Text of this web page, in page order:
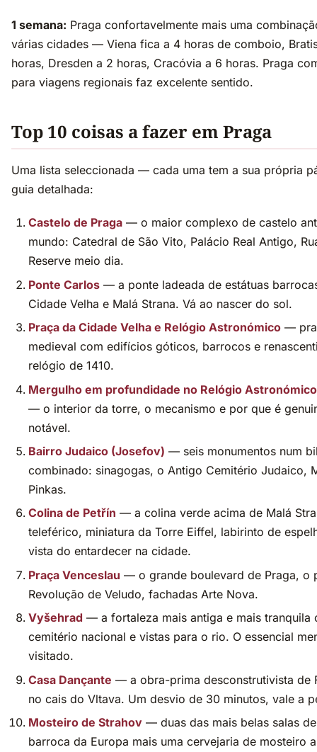
1 semana: Praga confortavelmente mais uma
várias cidades — Viena fica a 4 horas de comboio,
horas, Dresden a 2 horas, Cracóvia a 6 horas. Praga
para viagens regionais faz excelente sentido.
Top 10 coisas a fazer em Praga
Uma lista seleccionada — cada uma tem a sua própria
guia detalhada:
Castelo de Praga — o maior complexo de castelo
mundo: Catedral de São Vito, Palácio Real Antigo,
Reserve meio dia.
Ponte Carlos — a ponte ladeada de estátuas
Cidade Velha e Malá Strana. Vá ao nascer do sol.
Praça da Cidade Velha e Relógio Astronómico —
medieval com edifícios góticos, barrocos e
relógio de 1410.
Mergulho em profundidade no Relógio
— o interior da torre, o mecanismo e por que é
notável.
Bairro Judaico (Josefov) — seis monumentos num
combinado: sinagogas, o Antigo Cemitério Judaico,
Pinkas.
Colina de Petřín — a colina verde acima de Malá
teleférico, miniatura da Torre Eiffel, labirinto de
vista do entardecer na cidade.
Praça Venceslau — o grande boulevard de Praga, o
Revolução de Veludo, fachadas Arte Nova.
Vyšehrad — a fortaleza mais antiga e mais tranquila
cemitério nacional e vistas para o rio. O essencial
visitado.
Casa Dançante — a obra-prima desconstrutivista de
no cais do Vltava. Um desvio de 30 minutos, vale a
Mosteiro de Strahov — duas das mais belas salas
barroca da Europa mais uma cervejaria de mosteiro